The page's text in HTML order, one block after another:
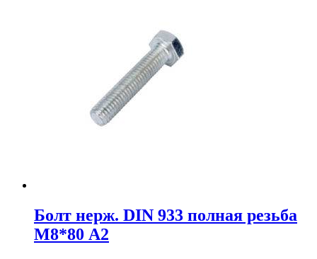
Болт нерж. DIN 933 полная резьба
М8*80 А2